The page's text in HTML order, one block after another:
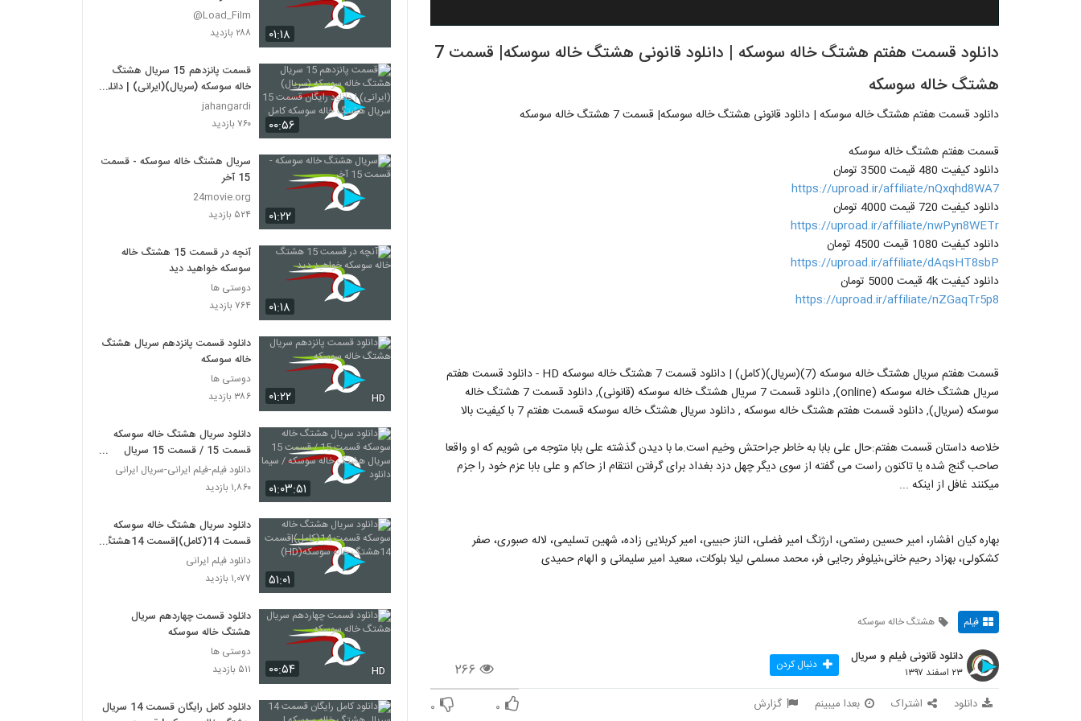
دانلود قسمت هفتم هشتگ خاله سوسکه | دانلود قانونی هشتگ خاله سوسکه| قسمت 7
هشتگ خاله سوسکه
دانلود قسمت هفتم هشتگ خاله سوسکه | دانلود قانونی هشتگ خاله سوسکه| قسمت 7 هشتگ خاله سوسکه
قسمت هفتم هشتگ خاله سوسکه
دانلود کیفیت 480 قیمت 3500 تومان
https://uproad.ir/affiliate/nQxqhd8WA7
دانلود کیفیت 720 قیمت 4000 تومان
https://uproad.ir/affiliate/nwPyn8WETr
دانلود کیفیت 1080 قیمت 4500 تومان
https://uproad.ir/affiliate/dAqsHT8sbP
دانلود کیفیت 4k قیمت 5000 تومان
https://uproad.ir/affiliate/nZGaqTr5p8
قسمت هفتم سریال هشتگ خاله سوسکه (7)(سریال)(کامل) | دانلود قسمت 7 هشتگ خاله سوسکه HD - دانلود قسمت هفتم
سریال هشتگ خاله سوسکه (online), دانلود قسمت 7 سریال هشتگ خاله سوسکه (قانونی), دانلود قسمت 7 هشتگ خاله
سوسکه (سریال), دانلود قسمت هفتم هشتگ خاله سوسکه , دانلود سریال هشتگ خاله سوسکه قسمت هفتم 7 با کیفیت بالا
خلاصه داستان قسمت هفتم:حال علی بابا به خاطر جراحتش وخیم است.ما با دیدن گذشته علی بابا متوجه می شویم که او واقعا
صاحب گنج شده یا تاکنون راست می گفته از سوی دیگر چهل دزد بغداد برای گرفتن انتقام از حاکم و علی بابا عزم خود را جزم
میکنند غافل از اینکه ...
بهاره کیان افشار، امیر حسین رستمی، ارژنگ امیر فضلی، الناز حبیبی، امیر کربلایی زاده، شهین تسلیمی، لاله صبوری، صفر
کشکولی، بهزاد رحیم خانی،نیلوفر رجایی فر، محمد مسلمی لیلا بلوکات، سعید امیر سلیمانی و الهام حمیدی
فیلم هشتگ خاله سوسکه
۲۶۶
دانلود قانونی فیلم و سریال
۲۳ اسفند ۱۳۹۷ دنبال کردن
دانلود اشتراک بعدا میبینم گزارش ۰ ۰
۰۱:۱۸
Load_Film@
۲۸۸ بازدید
۰۰:۵۶
قسمت پانزدهم 15 سریال هشتگ
خاله سوسکه (سریال)(ایرانی) | دانلود
خاله سوسکه کامل
jahangardi
۷۶۰ بازدید
۰۱:۲۲
سریال هشتگ خاله سوسکه - قسمت
15 آخر
24movie.org
۵۲۴ بازدید
۰۱:۱۸
آنچه در قسمت 15 هشتگ خاله
سوسکه خواهید دید
دوستی ها
۷۶۴ بازدید
۰۱:۲۲ HD
دانلود قسمت پانزدهم سریال هشتگ
خاله سوسکه
دوستی ها
۳۸۶ بازدید
۰۱:۰۳:۵۱
دانلود سریال هشتگ خاله سوسکه
قسمت 15 / قسمت 15 سریال
هشتگ خاله سوسکه / سیما دانلود
دانلود فیلم-فیلم ایرانی-سریال ایرانی
۱,۸۶۰ بازدید
۵۱:۰۱
دانلود سریال هشتگ خاله سوسکه
قسمت 14(کامل)|قسمت 14هشتگ
خاله سوسکه(HD)
دانلود فیلم ایرانی
۱,۰۷۷ بازدید
۰۰:۵۴ HD
دانلود قسمت چهاردهم سریال
هشتگ خاله سوسکه
دوستی ها
۵۱۱ بازدید
دانلود کامل رایگان قسمت 14 سریال